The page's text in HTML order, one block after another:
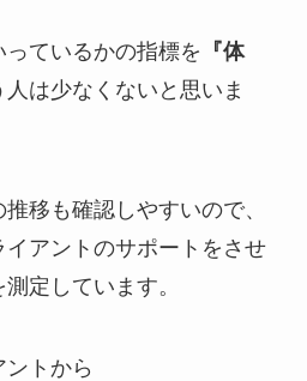
ているかの指標を 『体
は少なくないと思いま
移も確認しやすいので、
アントのサポートをさせ
定しています。
トから